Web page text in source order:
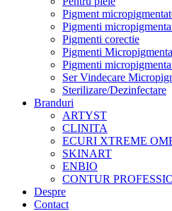
Pigment
Pigmenti
Pigmenti corectie
Pigmenti
Pigmenti
Ser Vindecare
Sterilizare/Dezinfectare
Branduri
ARTYST
CLINITA
ECURI XTREME
SKINART
ENBIO
CONTUR
Despre
Contact